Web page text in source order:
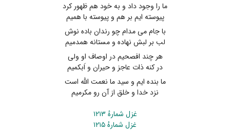
ما را وجود داد و به خود هم ظهور کرد
پیوسته ایم بر هم و پیوسته با همیم
با جام می مدام چو رندان باده نوش
لب بر لبش نهاده و مستانه همدمیم
هر چند افصحیم در اوصاف او ولی
در کنه ذات عاجز و حیران و اَبکمیم
ما بنده ایم و سید ما نعمت الله است
نزد خدا و خلق از آن رو مکرمیم
غزل شمارهٔ ۱۲۱۳
غزل شمارهٔ ۱۲۱۵